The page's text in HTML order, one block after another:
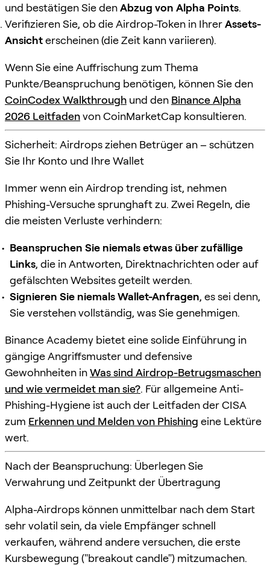
und bestätigen Sie denAbzug von Alpha Points.
Verifizieren Sie, ob die Airdrop-Token in IhrerAssets-
Ansichterscheinen (die Zeit kann variieren).
Wenn Sie eine Auffrischung zum Thema
Punkte/Beanspruchung benötigen, können Sie den
CoinCodex Walkthrough und den Binance Alpha
2026 Leitfadenvon CoinMarketCap konsultieren.
Sicherheit: Airdrops ziehen Betrüger an – schützen
Sie Ihr Konto und Ihre Wallet
Immer wenn ein Airdrop trending ist, nehmen
Phishing-Versuche sprunghaft zu. Zwei Regeln, die
die meisten Verluste verhindern:
Beanspruchen Sie niemals etwas über zufällige
Links, die in Antworten, Direktnachrichten oder auf
gefälschten Websites geteilt werden.
Signieren Sie niemals Wallet-Anfragen, es sei denn,
Sie verstehen vollständig, was Sie genehmigen.
Binance Academy bietet eine solide Einführung in
gängige Angriffsmuster und defensive
Gewohnheiten inWas sind Airdrop-Betrugsmaschen
und wie vermeidet man sie?. Für allgemeine Anti-
Phishing-Hygiene ist auch der Leitfaden der CISA
zum Erkennen und Melden von Phishing eine Lektüre
wert.
Nach der Beanspruchung: Überlegen Sie
Verwahrung und Zeitpunkt der Übertragung
Alpha-Airdrops können unmittelbar nach dem Start
sehr volatil sein, da viele Empfänger schnell
verkaufen, während andere versuchen, die erste
Kursbewegung ("breakout candle") mitzumachen.